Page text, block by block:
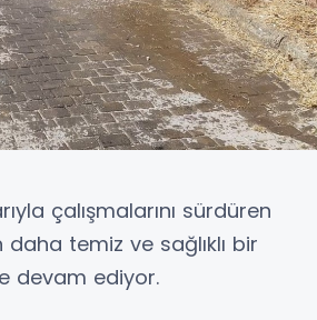
çalışmalarını sürdüren
temiz ve sağlıklı bir
devam ediyor.